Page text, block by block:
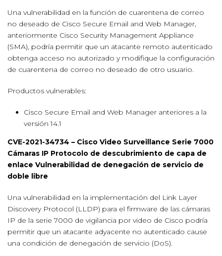
Una vulnerabilidad en la función de cuarentena de correo
no deseado de Cisco Secure Email and Web Manager,
anteriormente Cisco Security Management Appliance
(SMA), podría permitir que un atacante remoto autenticado
obtenga acceso no autorizado y modifique la configuración
de cuarentena de correo no deseado de otro usuario.
Productos vulnerables:
Cisco Secure Email and Web Manager anteriores a la
versión 14.1
CVE-2021-34734 – Cisco Video Surveillance Serie 7000
Cámaras IP Protocolo de descubrimiento de capa de
enlace Vulnerabilidad de denegación de servicio de
doble libre
Una vulnerabilidad en la implementación del Link Layer
Discovery Protocol (LLDP) para el firmware de las cámaras
IP de la serie 7000 de vigilancia por video de Cisco podría
permitir que un atacante adyacente no autenticado cause
una condición de denegación de servicio (DoS).